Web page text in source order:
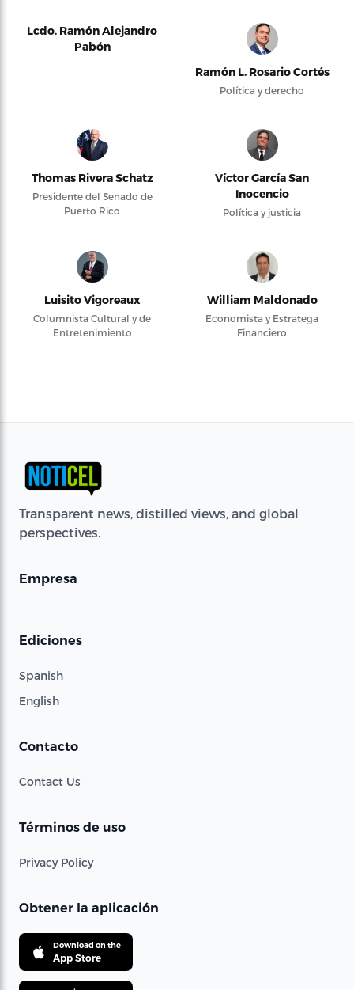
Lcdo. Ramón Alejandro
Pabón
Ramón L. Rosario Cortés
Política y derecho
Thomas Rivera Schatz
Presidente del Senado de
Puerto Rico
Víctor García San
Inocencio
Política y justicia
Luisito Vigoreaux
Columnista Cultural y de
Entretenimiento
William Maldonado
Economista y Estratega
Financiero
Transparent news, distilled views, and global
perspectives.
Empresa
Ediciones
Spanish
English
Contacto
Contact Us
Términos de uso
Privacy Policy
Obtener la aplicación
Download on the
App Store